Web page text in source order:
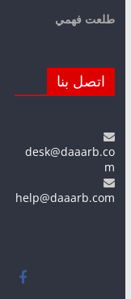
طلعت فهمي
اتصل بنا
desk@daaarb.co
m
help@daaarb.com